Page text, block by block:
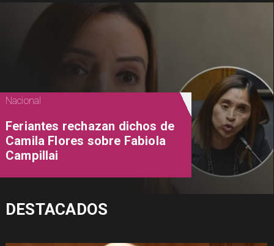
Nacional
Feriantes rechazan dichos de
Camila Flores sobre Fabiola
Campillai
DESTACADOS